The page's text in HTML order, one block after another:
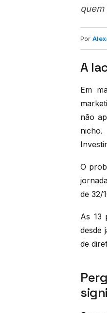
quem
Por
A
Em
não
O
de 32/
As 13
desde
de